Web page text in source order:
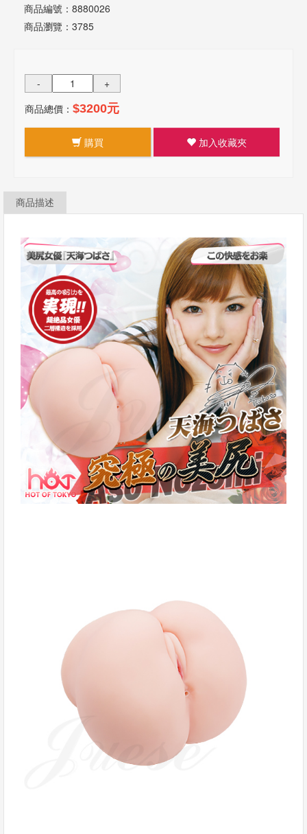
商品編號：8880026
商品瀏覽： 3785
-
+
商品總價： $3200元
購買 加入收藏夾
商品描述